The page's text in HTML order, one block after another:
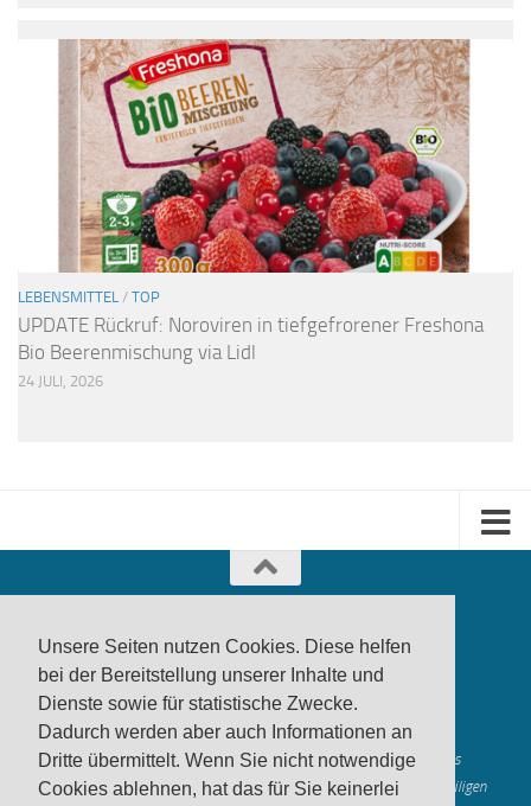
Unsere Seiten nutzen Cookies. Diese helfen
bei der Bereitstellung unserer Inhalte und
Dienste sowie für statistische Zwecke.
Dadurch werden aber auch Informationen an
Dritte übermittelt. Wenn Sie nicht notwendige
Cookies ablehnen, hat das für Sie keinerlei
LEBENSMITTEL / TOP
UPDATE Rückruf: Noroviren in tiefgefrorener Freshona
Bio Beerenmischung via Lidl
24 JULI, 2026
produktwarnung.eu - 2007-2026
Made in Gerstetten |Medienzentrum Gerstetten
Alle genannten Marken, Warenzeichen und Logos innerhalb dieses
Medienangebotes sind durch die Marken- und Urheberechte der jeweiligen